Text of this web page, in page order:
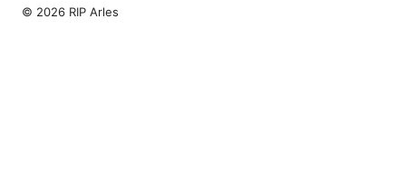
© 2026 RIP Arles